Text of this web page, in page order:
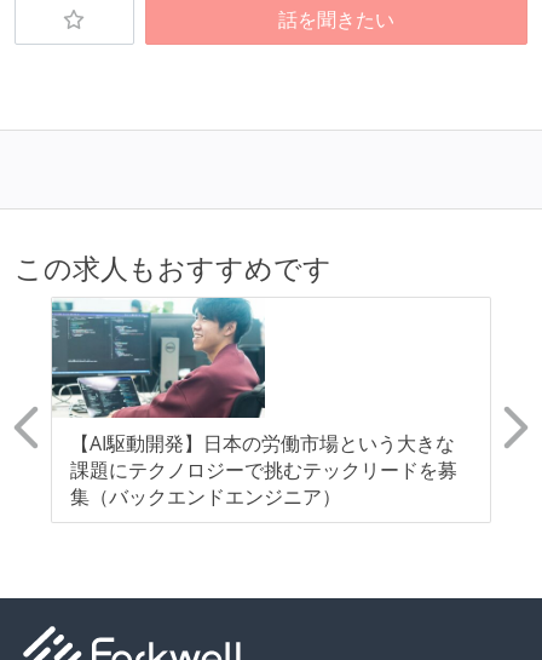
話を聞きたい
この求人もおすすめです
【AI駆動開発】日本の労働市場という大きな
課題にテクノロジーで挑むテックリードを募
集（バックエンドエンジニア）